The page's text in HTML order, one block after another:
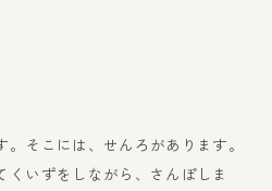
そこには、せんろがあります。
くいずをしながら、さんぽしま